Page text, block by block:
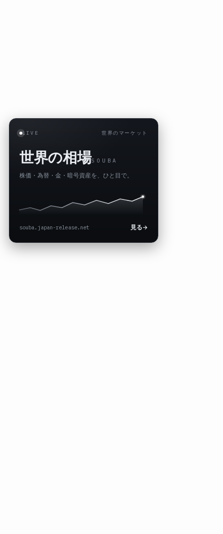
LIVE 世界のマーケット
世界の相場SOUBA
株価・為替・金・暗号資産を、ひと目で。
souba.japan-release.net 見る→